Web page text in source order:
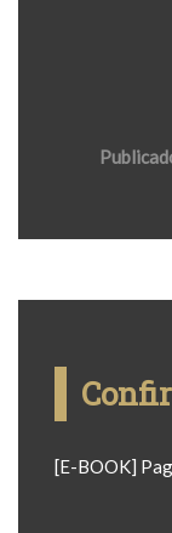
[E-BOOK]